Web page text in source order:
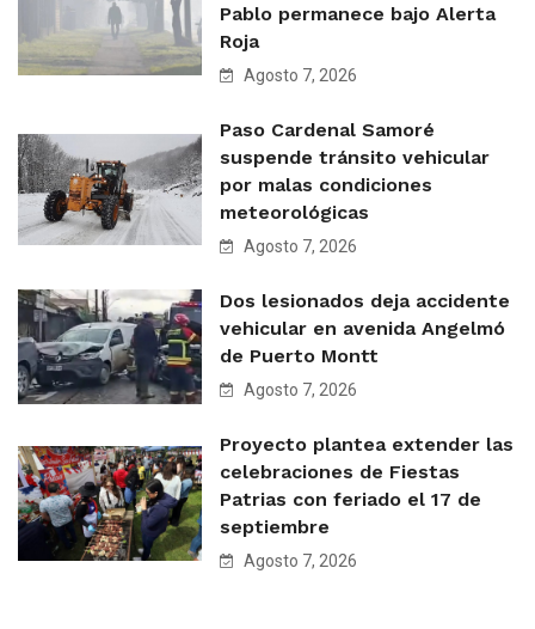
Pablo permanece bajo Alerta
Roja
Agosto 7, 2026
Paso Cardenal Samoré
suspende tránsito vehicular
por malas condiciones
meteorológicas
Agosto 7, 2026
Dos lesionados deja accidente
vehicular en avenida Angelmó
de Puerto Montt
Agosto 7, 2026
Proyecto plantea extender las
celebraciones de Fiestas
Patrias con feriado el 17 de
septiembre
Agosto 7, 2026